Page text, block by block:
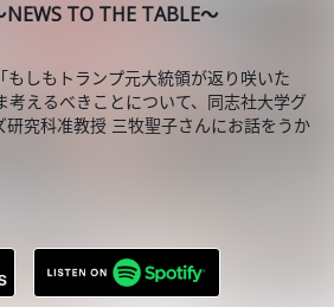
TO THE TABLE～
もしもトランプ元大統領が返り咲いた
考えるべきことについて、同志社大学グ
研究科准教授 三牧聖子さんにお話をうか